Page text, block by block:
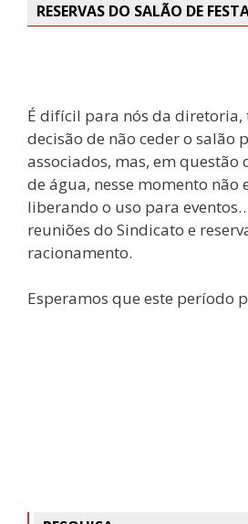
RESERVAS DO SALÃO DE
É difícil para nós da diretoria,
decisão de não ceder o salão
associados, mas, em questão
de água, nesse momento não
liberando o uso para
reuniões do Sindicato e
racionamento.
Esperamos que este período